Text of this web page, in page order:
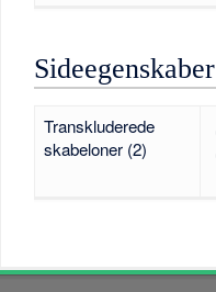
Sideegenskaber
Transkluderede
skabeloner (2)